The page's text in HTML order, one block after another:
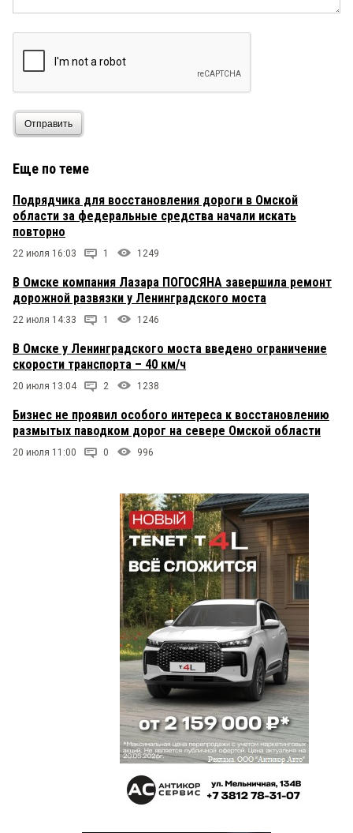
Отправить
Еще по теме
Подрядчика для восстановления дороги в Омской
области за федеральные средства начали искать
повторно
22 июля 16:03 1 1249
В Омске компания Лазара ПОГОСЯНА завершила ремонт
дорожной развязки у Ленинградского моста
22 июля 14:33 1 1246
В Омске у Ленинградского моста введено ограничение
скорости транспорта – 40 км/ч
20 июля 13:04 2 1238
Бизнес не проявил особого интереса к восстановлению
размытых паводком дорог на севере Омской области
20 июля 11:00 0 996